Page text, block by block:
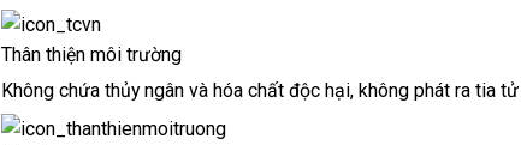
Thân thiện môi trường
Không chứa thủy ngân và hóa chất độc hại, không phát ra tia